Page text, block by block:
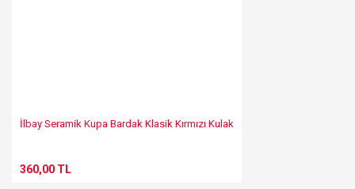
İlbay Seramik Kupa Bardak Klasik Kırmızı Kulak
360,00 TL